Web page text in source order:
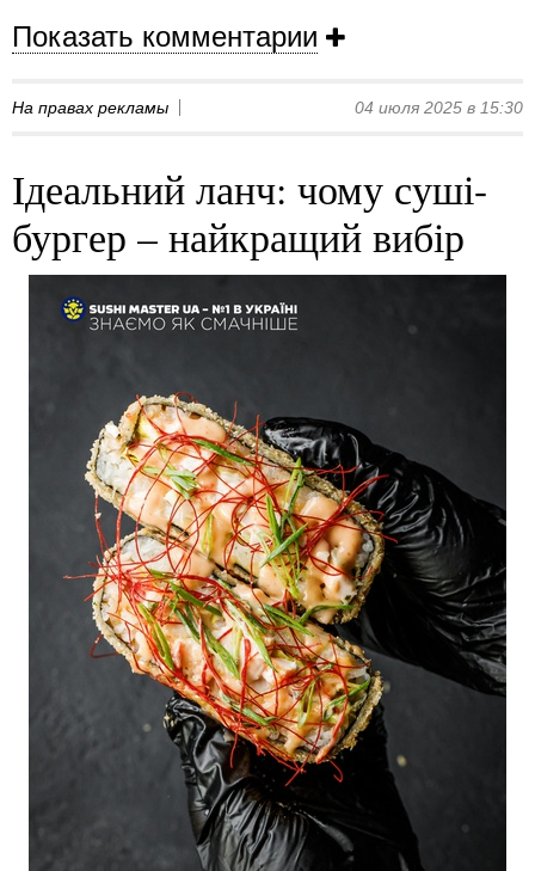
Показать комментарии
На правах рекламы 04 июля 2025 в 15:30
Ідеальний ланч: чому суші-
бургер – найкращий вибір